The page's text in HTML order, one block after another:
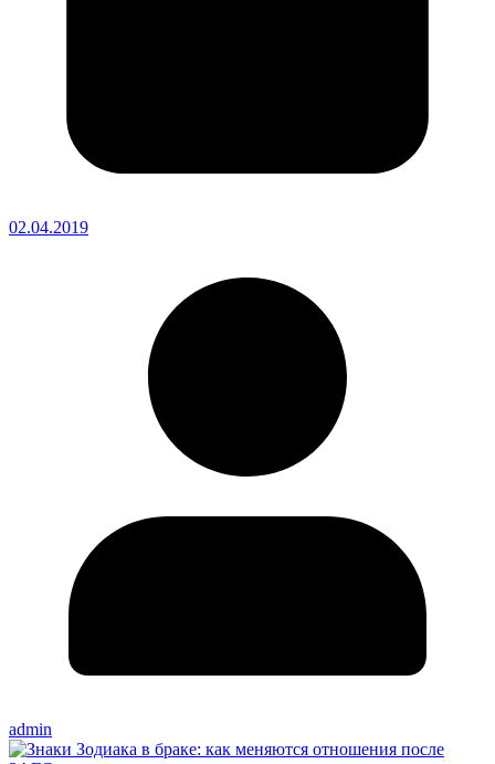
02.04.2019
admin